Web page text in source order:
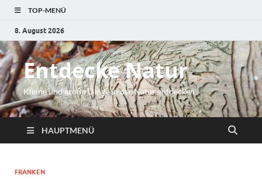
TOP-MENÜ
8. August 2026
Entdecke Natur
Kleine und große Dinge in der Natur entdecken
HAUPTMENÜ
FRANKEN